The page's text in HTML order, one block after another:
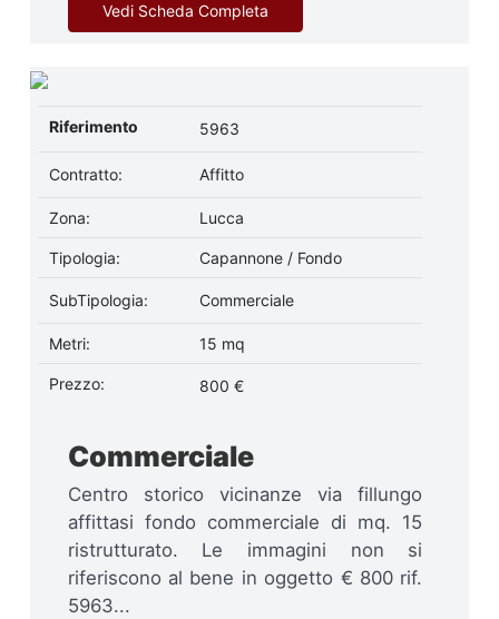
Vedi Scheda Completa
Riferimento 5963
Contratto: Affitto
Zona: Lucca
Tipologia: Capannone / Fondo
SubTipologia: Commerciale
Metri: 15 mq
Prezzo: 800 €
Commerciale
Centro storico vicinanze via fillungo
affittasi fondo commerciale di mq. 15
ristrutturato. Le immagini non si
riferiscono al bene in oggetto € 800 rif.
5963...